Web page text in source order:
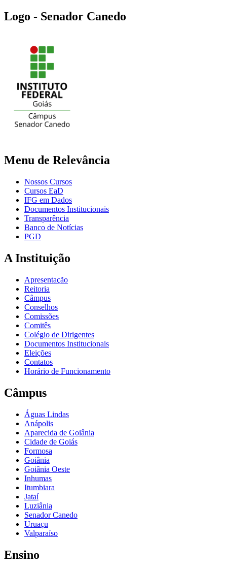
Logo - Senador Canedo
Menu de Relevância
Nossos Cursos
Cursos EaD
IFG em Dados
Documentos Institucionais
Transparência
Banco de Notícias
PGD
A Instituição
Apresentação
Reitoria
Câmpus
Conselhos
Comissões
Comitês
Colégio de Dirigentes
Documentos Institucionais
Eleições
Contatos
Horário de Funcionamento
Câmpus
Águas Lindas
Anápolis
Aparecida de Goiânia
Cidade de Goiás
Formosa
Goiânia
Goiânia Oeste
Inhumas
Itumbiara
Jataí
Luziânia
Senador Canedo
Uruaçu
Valparaíso
Ensino